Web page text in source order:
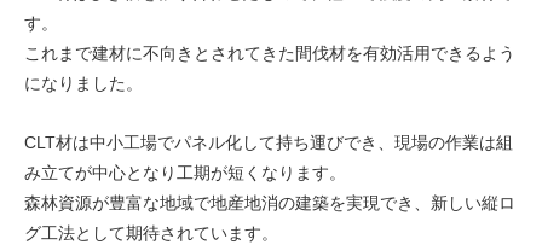
す。
これまで建材に不向きとされてきた間伐材を有効活用できるよう
になりました。
CLT材は中小工場でパネル化して持ち運びでき、現場の作業は組
み立てが中心となり工期が短くなります。
森林資源が豊富な地域で地産地消の建築を実現でき、新しい縦ロ
グ工法として期待されています。